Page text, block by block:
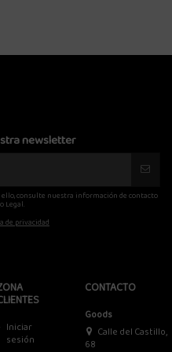
newsletter
consulte nuestra información de contacto
Legal.
de privacidad
Iniciar
sesión
CONTACTO
Goods
Calle del Castillo,
68